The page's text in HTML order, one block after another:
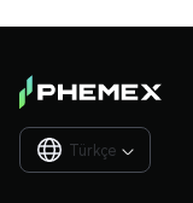
Türkçe 